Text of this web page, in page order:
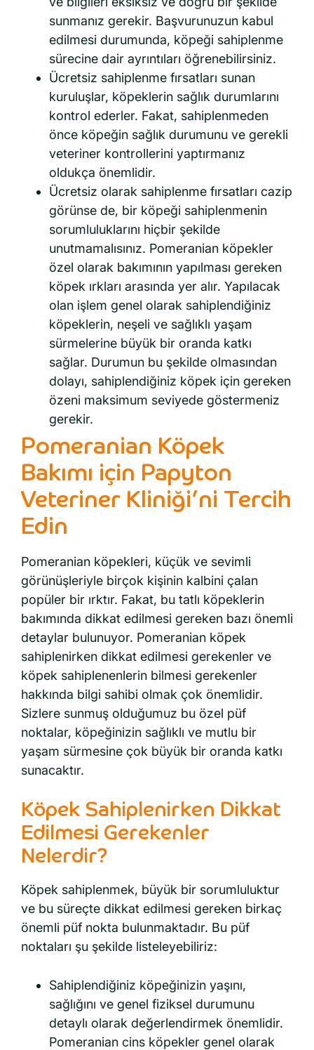
sunmanız gerekir. Başvurunuzun kabul
edilmesi durumunda, köpeği sahiplenme
sürecine dair ayrıntıları öğrenebilirsiniz.
Ücretsiz sahiplenme fırsatları sunan
kuruluşlar, köpeklerin sağlık durumlarını
kontrol ederler. Fakat, sahiplenmeden
önce köpeğin sağlık durumunu ve gerekli
veteriner kontrollerini yaptırmanız
oldukça önemlidir.
Ücretsiz olarak sahiplenme fırsatları cazip
görünse de, bir köpeği sahiplenmenin
sorumluluklarını hiçbir şekilde
unutmamalısınız. Pomeranian köpekler
özel olarak bakımının yapılması gereken
köpek ırkları arasında yer alır. Yapılacak
olan işlem genel olarak sahiplendiğiniz
köpeklerin, neşeli ve sağlıklı yaşam
sürmelerine büyük bir oranda katkı
sağlar. Durumun bu şekilde olmasından
dolayı, sahiplendiğiniz köpek için gereken
özeni maksimum seviyede göstermeniz
gerekir.
Pomeranian Köpek
Bakımı için Papyton
Veteriner Kliniği’ni Tercih
Edin
Pomeranian köpekleri, küçük ve sevimli
görünüşleriyle birçok kişinin kalbini çalan
popüler bir ırktır. Fakat, bu tatlı köpeklerin
bakımında dikkat edilmesi gereken bazı önemli
detaylar bulunuyor. Pomeranian köpek
sahiplenirken dikkat edilmesi gerekenler ve
köpek sahiplenenlerin bilmesi gerekenler
hakkında bilgi sahibi olmak çok önemlidir.
Sizlere sunmuş olduğumuz bu özel püf
noktalar, köpeğinizin sağlıklı ve mutlu bir
yaşam sürmesine çok büyük bir oranda katkı
sunacaktır.
Köpek Sahiplenirken Dikkat
Edilmesi Gerekenler
Nelerdir?
Köpek sahiplenmek, büyük bir sorumluluktur
ve bu süreçte dikkat edilmesi gereken birkaç
önemli püf nokta bulunmaktadır. Bu püf
noktaları şu şekilde listeleyebiliriz:
Sahiplendiğiniz köpeğinizin yaşını,
sağlığını ve genel fiziksel durumunu
detaylı olarak değerlendirmek önemlidir.
Pomeranian cins köpekler genel olarak